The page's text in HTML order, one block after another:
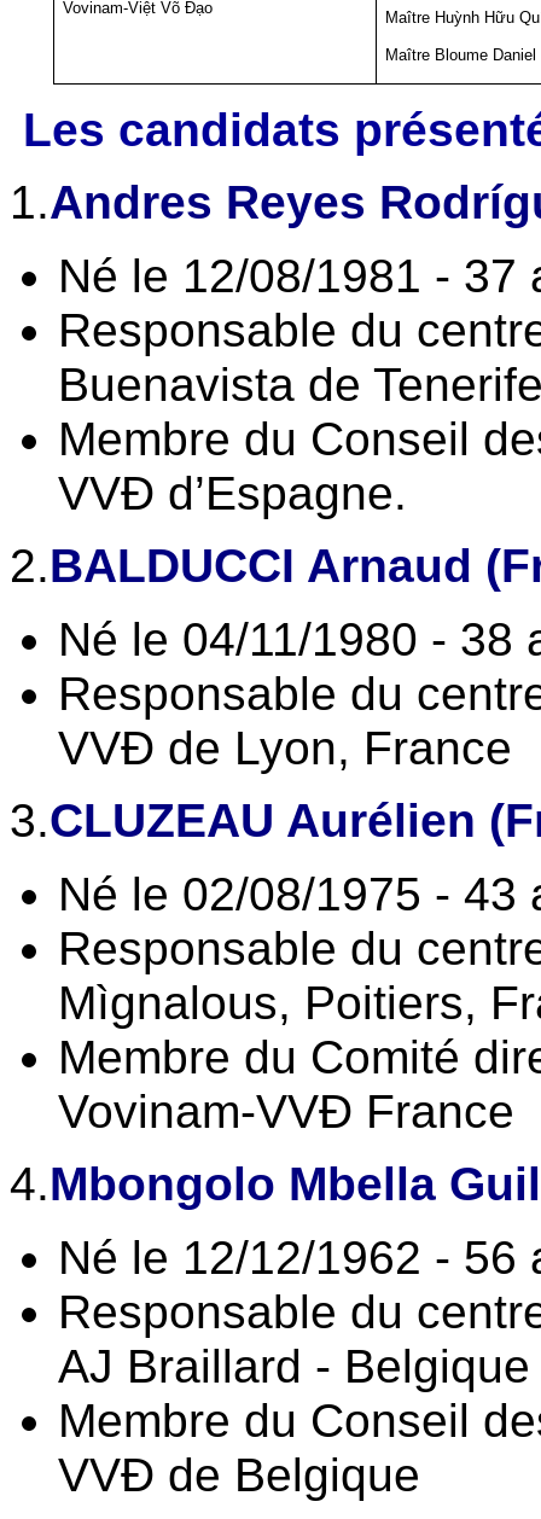
Vovinam-Việt Võ Đạo
Maître Huỳnh Hữu
Maître Bloume Daniel
Les candidats
1.Andres Reyes
Né le 12/08/1981 - 37
Responsable du
Buenavista de
Membre du Conseil
VVĐ d’Espagne.
2.BALDUCCI Arnaud
Né le 04/11/1980 - 38
Responsable du
VVĐ de Lyon, France
3.CLUZEAU Aurélien
Né le 02/08/1975 - 43
Responsable du
Mìgnalous, Poitiers,
Membre du Comité
Vovinam-VVĐ France
4.Mbongolo Mbella
Né le 12/12/1962 - 56
Responsable du
AJ Braillard - Belgique
Membre du Conseil
VVĐ de Belgique